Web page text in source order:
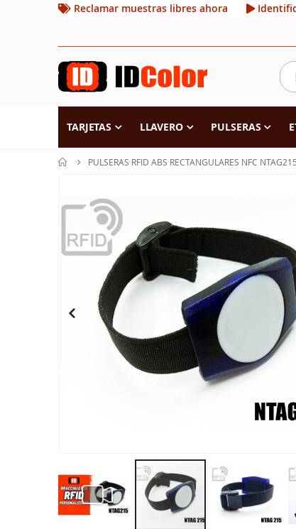
Reclamar muestras libres ahora
TARJETAS LLAVERO PULSERAS
PULSERAS RFID ABS RECTANGULARES NFC NTAG215
de
la
imágenes